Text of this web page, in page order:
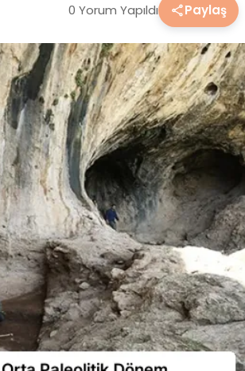
0 Yorum Yapıldı Paylaş